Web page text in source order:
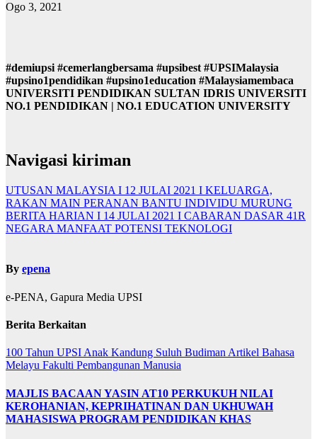
Ogo 3, 2021
#demiupsi #cemerlangbersama #upsibest #UPSIMalaysia
#upsino1pendidikan #upsino1education #Malaysiamembaca
UNIVERSITI PENDIDIKAN SULTAN IDRIS UNIVERSITI
NO.1 PENDIDIKAN | NO.1 EDUCATION UNIVERSITY
Navigasi kiriman
UTUSAN MALAYSIA I 12 JULAI 2021 I KELUARGA,
RAKAN MAIN PERANAN BANTU INDIVIDU MURUNG
BERITA HARIAN I 14 JULAI 2021 I CABARAN DASAR 41R
NEGARA MANFAAT POTENSI TEKNOLOGI
By epena
e-PENA, Gapura Media UPSI
Berita Berkaitan
100 Tahun UPSI Anak Kandung Suluh Budiman Artikel Bahasa
Melayu Fakulti Pembangunan Manusia
MAJLIS BACAAN YASIN AT10 PERKUKUH NILAI
KEROHANIAN, KEPRIHATINAN DAN UKHUWAH
MAHASISWA PROGRAM PENDIDIKAN KHAS